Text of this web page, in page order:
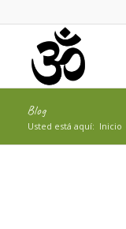
Blog
Usted está aquí: Inicio